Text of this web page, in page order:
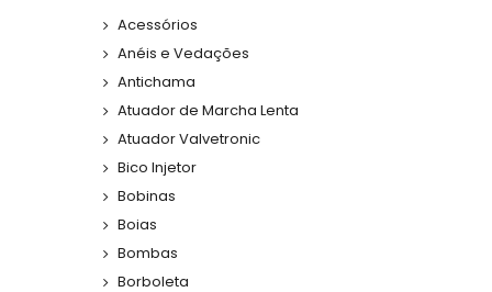
Acessórios
Anéis e Vedações
Antichama
Atuador de Marcha Lenta
Atuador Valvetronic
Bico Injetor
Bobinas
Boias
Bombas
Borboleta